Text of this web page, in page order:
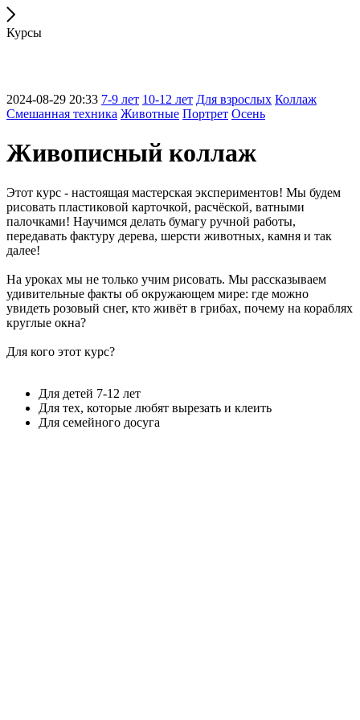
Курсы
2024-08-29 20:33 7-9 лет 10-12 лет Для взрослых Коллаж
Смешанная техника Животные Портрет Осень
Живописный коллаж
Этот курс - настоящая мастерская экспериментов! Мы будем
рисовать пластиковой карточкой, расчёской, ватными
палочками! Научимся делать бумагу ручной работы,
передавать фактуру дерева, шерсти животных, камня и так
далее!
На уроках мы не только учим рисовать. Мы рассказываем
удивительные факты об окружающем мире: где можно
увидеть розовый снег, кто живёт в грибах, почему на кораблях
круглые окна?
Для кого этот курс?
Для детей 7-12 лет
Для тех, которые любят вырезать и клеить
Для семейного досуга